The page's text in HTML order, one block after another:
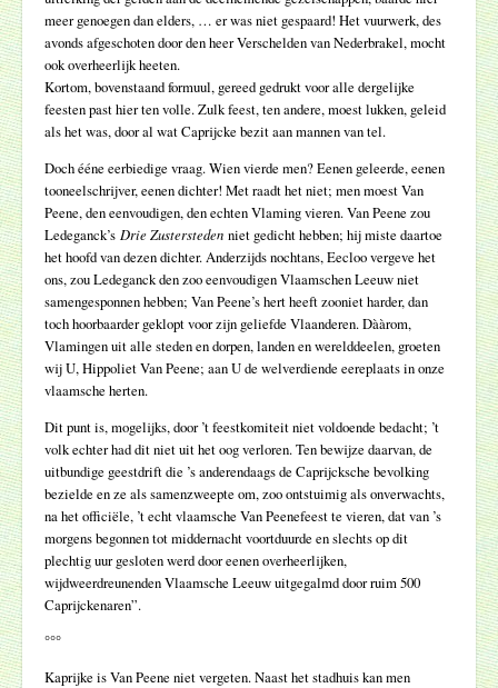
meer genoegen dan elders, … er was niet gespaard! Het vuurwerk, des
avonds afgeschoten door den heer Verschelden van Nederbrakel, mocht
ook overheerlijk heeten.
Kortom, bovenstaand formuul, gereed gedrukt voor alle dergelijke
feesten past hier ten volle. Zulk feest, ten andere, moest lukken, geleid
als het was, door al wat Caprijcke bezit aan mannen van tel.
Doch ééne eerbiedige vraag. Wien vierde men? Eenen geleerde, eenen
tooneelschrijver, eenen dichter! Met raadt het niet; men moest Van
Peene, den eenvoudigen, den echten Vlaming vieren. Van Peene zou
Ledeganck’s Drie Zustersteden niet gedicht hebben; hij miste daartoe
het hoofd van dezen dichter. Anderzijds nochtans, Eecloo vergeve het
ons, zou Ledeganck den zoo eenvoudigen Vlaamschen Leeuw niet
samengesponnen hebben; Van Peene’s hert heeft zooniet harder, dan
toch hoorbaarder geklopt voor zijn geliefde Vlaanderen. Dààrom,
Vlamingen uit alle steden en dorpen, landen en werelddeelen, groeten
wij U, Hippoliet Van Peene; aan U de welverdiende eereplaats in onze
vlaamsche herten.
Dit punt is, mogelijks, door ’t feestkomiteit niet voldoende bedacht; ’t
volk echter had dit niet uit het oog verloren. Ten bewijze daarvan, de
uitbundige geestdrift die ’s anderendaags de Caprijcksche bevolking
bezielde en ze als samenzweepte om, zoo ontstuimig als onverwachts,
na het officiële, ’t echt vlaamsche Van Peenefeest te vieren, dat van ’s
morgens begonnen tot middernacht voortduurde en slechts op dit
plechtig uur gesloten werd door eenen overheerlijken,
wijdweerdreunenden Vlaamsche Leeuw uitgegalmd door ruim 500
Caprijckenaren”.
°°°
Kaprijke is Van Peene niet vergeten. Naast het stadhuis kan men